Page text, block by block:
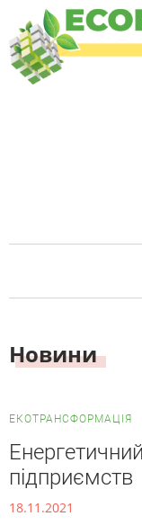
Новини
ЕКОТРАНСФОРМАЦІЯ
підприємств
18.11.2021